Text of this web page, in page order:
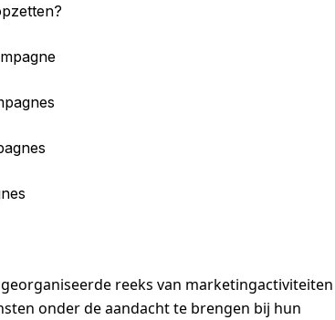
reeks van marketingactiviteiten
onder de aandacht te brengen bij hun